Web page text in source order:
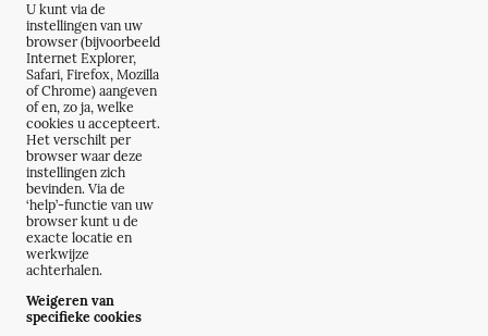
U kunt via de
instellingen van uw
browser (bijvoorbeeld
Internet Explorer,
Safari, Firefox, Mozilla
of Chrome) aangeven
of en, zo ja, welke
cookies u accepteert.
Het verschilt per
browser waar deze
instellingen zich
bevinden. Via de
‘help’-functie van uw
browser kunt u de
exacte locatie en
werkwijze
achterhalen.
Weigeren van
specifieke cookies